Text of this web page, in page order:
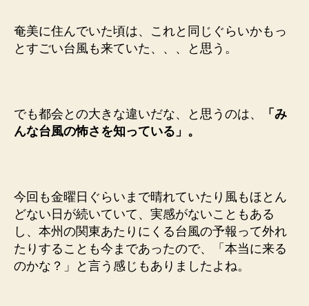
奄美に住んでいた頃は、これと同じぐらいかもっ
とすごい台風も来ていた、、、と思う。
でも都会との大きな違いだな、と思うのは、
「み
んな台風の怖さを知っている」。
今回も金曜日ぐらいまで晴れていたり風もほとん
どない日が続いていて、実感がないこともある
し、本州の関東あたりにくる台風の予報って外れ
たりすることも今まであったので、「本当に来る
のかな？」と言う感じもありましたよね。